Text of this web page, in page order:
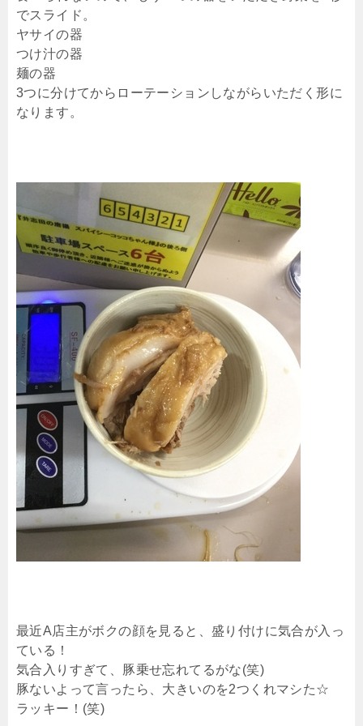
でスライド。
ヤサイの器
つけ汁の器
麺の器
3つに分けてからローテーションしながらいただく形に
なります。
最近A店主がボクの顔を見ると、盛り付けに気合が入っ
ている！
気合入りすぎて、豚乗せ忘れてるがな(笑)
豚ないよって言ったら、大きいのを2つくれマシた☆
ラッキー！(笑)